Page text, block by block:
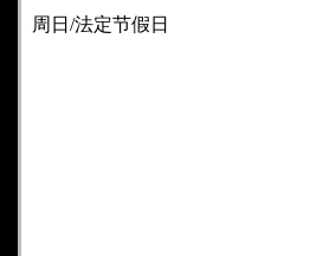
周日/法定节假日